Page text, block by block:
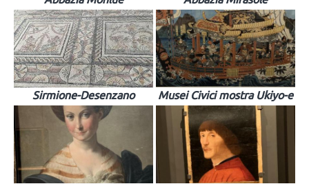
Sirmione-Desenzano Musei Civici mostra Ukiyo-e